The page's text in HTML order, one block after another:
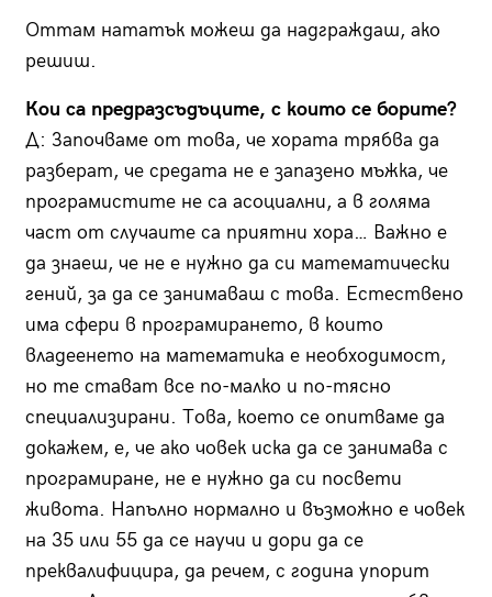
Оттам нататък можеш да надграждаш, ако
решиш.
Кои са предразсъдъците, с които се борите?
Д: Започваме от това, че хората трябва да
разберат, че средата не е запазено мъжка, че
програмистите не са асоциални, а в голяма
част от случаите са приятни хора… Важно е
да знаеш, че не е нужно да си математически
гений, за да се занимаваш с това. Естествено
има сфери в програмирането, в които
владеенето на математика е необходимост,
но те стават все по-малко и по-тясно
специализирани. Това, което се опитваме да
докажем, е, че ако човек иска да се занимава с
програмиране, не е нужно да си посвети
живота. Напълно нормално и възможно е човек
на 35 или 55 да се научи и дори да се
преквалифицира, да речем, с година упорит